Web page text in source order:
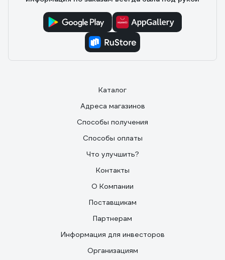
Каталог
Адреса магазинов
Способы получения
Способы оплаты
Что улучшить?
Контакты
О Компании
Поставщикам
Партнерам
Информация для инвесторов
Организациям